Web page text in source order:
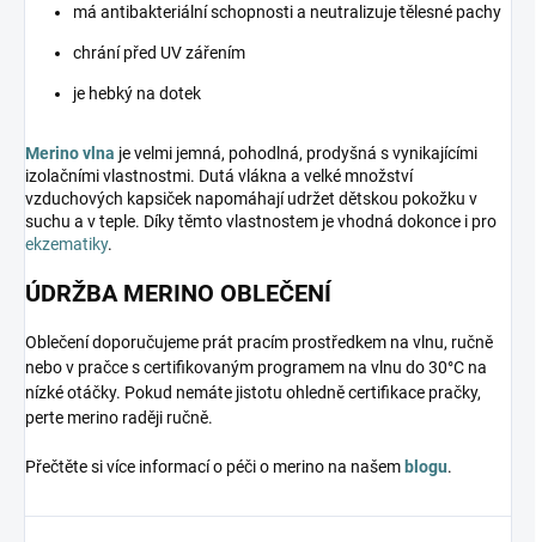
má antibakteriální schopnosti a neutralizuje tělesné pachy
chrání před UV zářením
je hebký na dotek
Merino vlna je velmi jemná, pohodlná, prodyšná s vynikajícími
izolačními vlastnostmi. Dutá vlákna a velké množství
vzduchových kapsiček napomáhají udržet dětskou pokožku v
suchu a v teple. Díky těmto vlastnostem je vhodná dokonce i pro
ekzematiky.
ÚDRŽBA MERINO OBLEČENÍ
Oblečení doporučujeme prát pracím prostředkem na vlnu, ručně
nebo v pračce s certifikovaným programem na vlnu do 30°C na
nízké otáčky. Pokud nemáte jistotu ohledně certifikace pračky,
perte merino raději ručně.
Přečtěte si více informací o péči o merino na našem blogu.